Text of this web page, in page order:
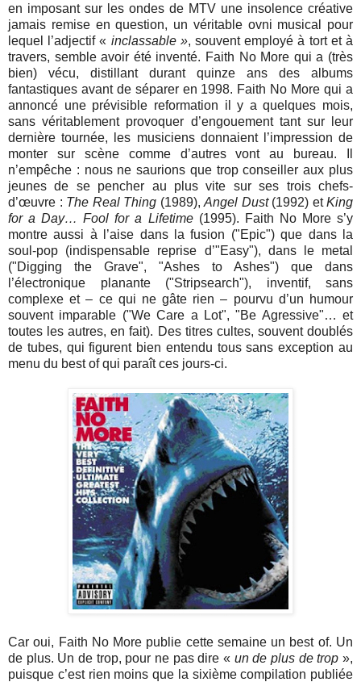
en imposant sur les ondes de MTV une insolence créative
jamais remise en question, un véritable ovni musical pour
lequel l’adjectif « inclassable », souvent employé à tort et à
travers, semble avoir été inventé. Faith No More qui a (très
bien) vécu, distillant durant quinze ans des albums
fantastiques avant de séparer en 1998. Faith No More qui a
annoncé une prévisible reformation il y a quelques mois,
sans véritablement provoquer d’engouement tant sur leur
dernière tournée, les musiciens donnaient l’impression de
monter sur scène comme d’autres vont au bureau. Il
n’empêche : nous ne saurions que trop conseiller aux plus
jeunes de se pencher au plus vite sur ses trois chefs-
d’œuvre : The Real Thing (1989), Angel Dust (1992) etKing
for a Day… Fool for a Lifetime (1995). Faith No More s’y
montre aussi à l’aise dans la fusion ("Epic") que dans la
soul-pop (indispensable reprise d’"Easy"), dans le metal
("Digging the Grave", "Ashes to Ashes") que dans
l’électronique planante ("Stripsearch"), inventif, sans
complexe et – ce qui ne gâte rien – pourvu d’un humour
souvent imparable ("We Care a Lot", "Be Agressive"… et
toutes les autres, en fait). Des titres cultes, souvent doublés
de tubes, qui figurent bien entendu tous sans exception au
menu du best of qui paraît ces jours-ci.
Car oui, Faith No More publie cette semaine un best of. Un
de plus. Un de trop, pour ne pas dire « un de plus de trop »,
puisque c’est rien moins que la sixième compilation publiée